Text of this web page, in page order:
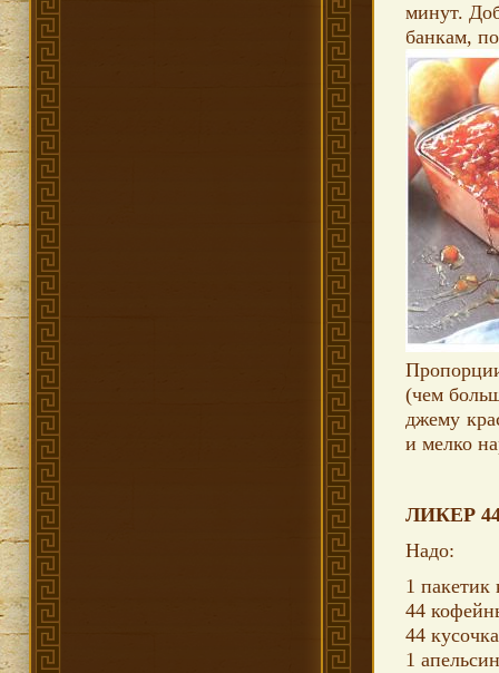
минут.
банкам,
(чем
джему
и мелко
ЛИКЕР
Надо:
1 пакетик
44
44
1